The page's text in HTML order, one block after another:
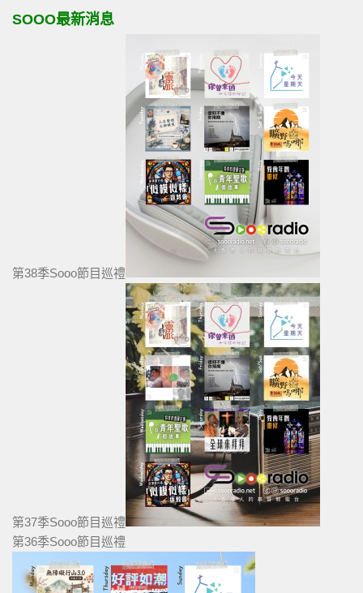
SOOO最新消息
第38季Sooo節目巡禮
第37季Sooo節目巡禮
第36季Sooo節目巡禮